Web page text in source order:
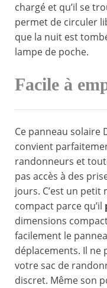
chargé et qu’il se
permet de circuler
que la nuit est
lampe de poche.
Facile à
Ce panneau solaire
convient
randonneurs et
pas accès à des
jours. C’est un
compact parce qu’il
dimensions
facilement le
déplacements. Il ne
votre sac de
discret. Même son